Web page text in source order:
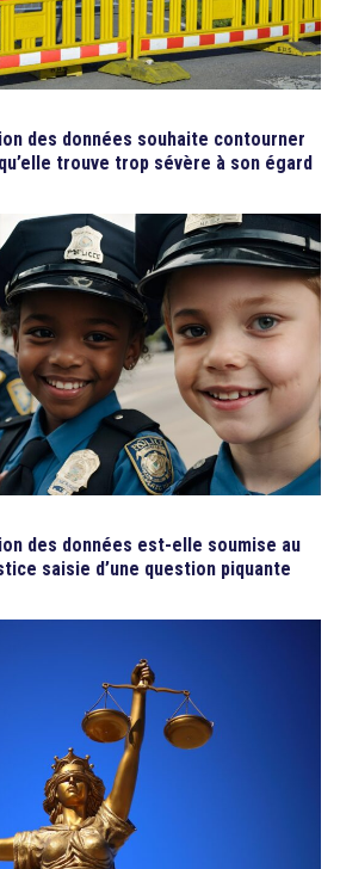
des données souhaite contourner
trouve trop sévère à son égard
des données est-elle soumise au
saisie d’une question piquante